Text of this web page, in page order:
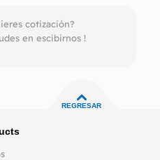
cotización?
en escibirnos !
REGRESAR